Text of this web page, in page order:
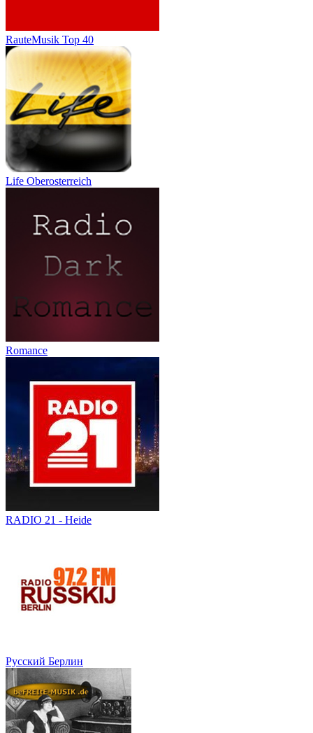
RauteMusik Top 40
Life Oberosterreich
Romance
RADIO 21 - Heide
Русский Берлин